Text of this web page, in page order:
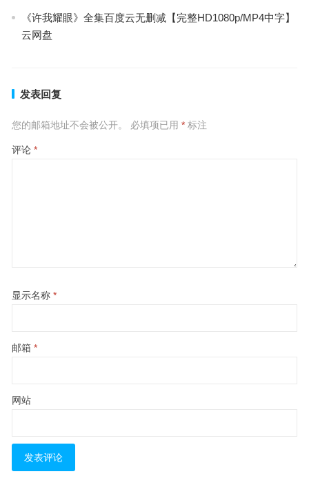
《许我耀眼》全集百度云无删减【完整HD1080p/MP4中字】
云网盘
发表回复
您的邮箱地址不会被公开。 必填项已用 *标注
评论 *
显示名称 *
邮箱 *
网站